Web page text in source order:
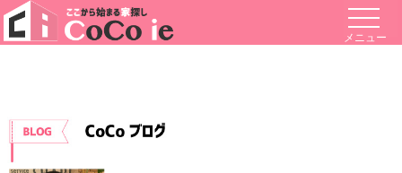
メニュー